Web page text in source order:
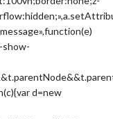
show-
d=new